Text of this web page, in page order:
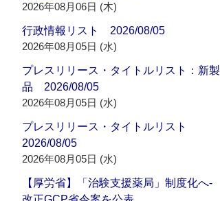
2026年08月06日 (木)
行政情報リスト 2026/08/05
2026年08月05日 (水)
プレスリリース・タイトルリスト：新製
品 2026/08/05
2026年08月05日 (水)
プレスリリース・タイトルリスト
2026/08/05
2026年08月05日 (水)
【厚労省】「治験支援薬局」制度化へ‐